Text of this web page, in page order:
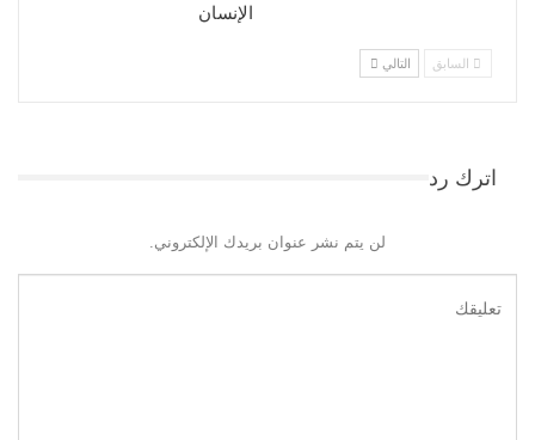
الإنسان
السابق التالي
اترك رد
لن يتم نشر عنوان بريدك الإلكتروني.